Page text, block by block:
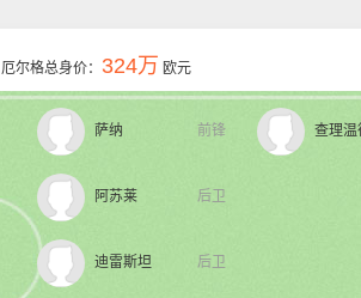
厄尔格总身价： 324万 欧元
前锋
萨纳
后卫
阿苏莱
后卫
迪雷斯坦
查理温